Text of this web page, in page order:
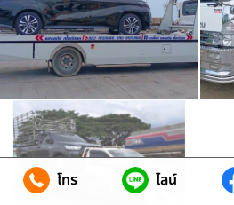
โทร ไลน์